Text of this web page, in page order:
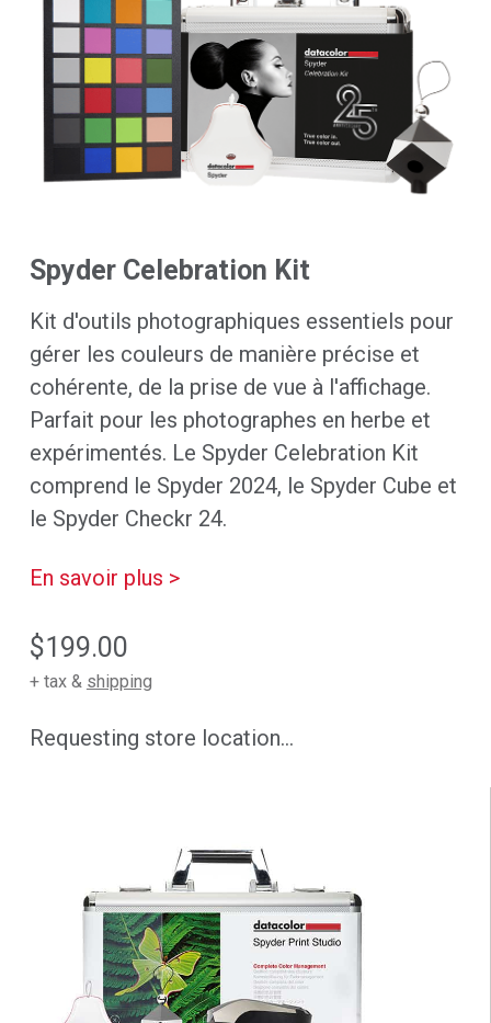
Spyder Celebration Kit
Kit d'outils photographiques essentiels pour
gérer les couleurs de manière précise et
cohérente, de la prise de vue à l'affichage.
Parfait pour les photographes en herbe et
expérimentés. Le Spyder Celebration Kit
comprend le Spyder 2024, le Spyder Cube et
le Spyder Checkr 24.
En savoir plus >
$199.00
+ tax & shipping
Requesting store location...